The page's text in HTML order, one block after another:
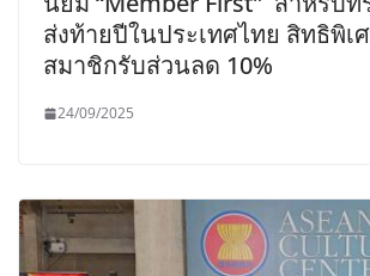
ส่งท้ายปีในประเทศไทย สิทธิพิเ
สมาชิกรับส่วนลด 10%
24/09/2025